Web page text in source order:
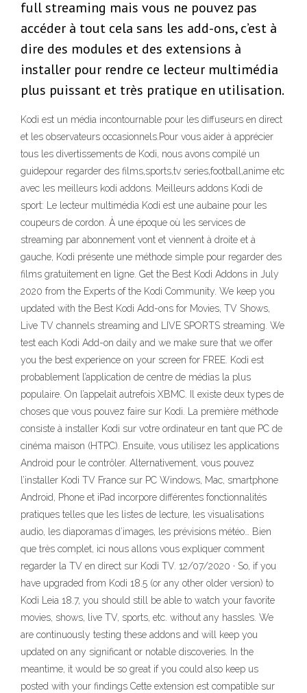
full streaming mais vous ne pouvez pas
accéder à tout cela sans les add-ons, c’est à
dire des modules et des extensions à
installer pour rendre ce lecteur multimédia
plus puissant et très pratique en utilisation.
Kodi est un média incontournable pour les diffuseurs en direct
et les observateurs occasionnels.Pour vous aider à apprécier
tous les divertissements de Kodi, nous avons compilé un
guidepour regarder des films,sports,tv series,football,anime etc
avec les meilleurs kodi addons. Meilleurs addons Kodi de
sport: Le lecteur multimédia Kodi est une aubaine pour les
coupeurs de cordon. À une époque où les services de
streaming par abonnement vont et viennent à droite et à
gauche, Kodi présente une méthode simple pour regarder des
films gratuitement en ligne. Get the Best Kodi Addons in July
2020 from the Experts of the Kodi Community. We keep you
updated with the Best Kodi Add-ons for Movies, TV Shows,
Live TV channels streaming and LIVE SPORTS streaming. We
test each Kodi Add-on daily and we make sure that we offer
you the best experience on your screen for FREE. Kodi est
probablement l’application de centre de médias la plus
populaire. On l’appelait autrefois XBMC. Il existe deux types de
choses que vous pouvez faire sur Kodi. La première méthode
consiste à installer Kodi sur votre ordinateur en tant que PC de
cinéma maison (HTPC). Ensuite, vous utilisez les applications
Android pour le contrôler. Alternativement, vous pouvez
l’installer Kodi TV France sur PC Windows, Mac, smartphone
Android, Phone et iPad incorpore différentes fonctionnalités
pratiques telles que les listes de lecture, les visualisations
audio, les diaporamas d’images, les prévisions météo… Bien
que très complet, ici nous allons vous expliquer comment
regarder la TV en direct sur Kodi TV. 12/07/2020 · So, if you
have upgraded from Kodi 18.5 (or any other older version) to
Kodi Leia 18.7, you should still be able to watch your favorite
movies, shows, live TV, sports, etc. without any hassles. We
are continuously testing these addons and will keep you
updated on any significant or notable discoveries. In the
meantime, it would be so great if you could also keep us
posted with your findings Cette extension est compatible sur